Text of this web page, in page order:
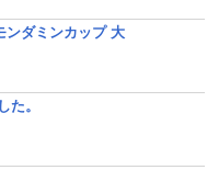
ンダミンカップ 大
た。